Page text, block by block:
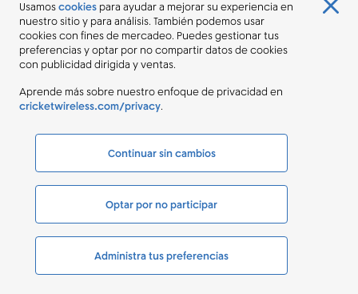
Usamoscookies para ayudar a mejorar su experiencia en
nuestro sitio y para análisis. También podemos usar
cookies con fines de mercadeo. Puedes gestionar tus
preferencias y optar por no compartir datos de cookies
con publicidad dirigida y ventas.
Aprende más sobre nuestro enfoque de privacidad en
cricketwireless.com/privacy.
Continuar sin cambios
Optar por no participar
Administra tus preferencias